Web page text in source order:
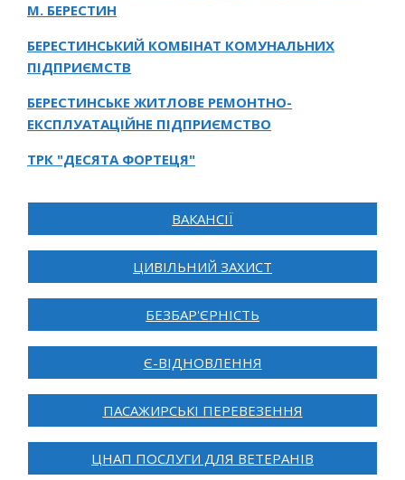
М. БЕРЕСТИН
БЕРЕСТИНСЬКИЙ КОМБІНАТ КОМУНАЛЬНИХ
ПІДПРИЄМСТВ
БЕРЕСТИНСЬКЕ ЖИТЛОВЕ РЕМОНТНО-
ЕКСПЛУАТАЦІЙНЕ ПІДПРИЄМСТВО
ТРК "ДЕСЯТА ФОРТЕЦЯ"
ВАКАНСІЇ
ЦИВІЛЬНИЙ ЗАХИСТ
БЕЗБАР'ЄРНІСТЬ
Є-ВІДНОВЛЕННЯ
ПАСАЖИРСЬКІ ПЕРЕВЕЗЕННЯ
ЦНАП ПОСЛУГИ ДЛЯ ВЕТЕРАНІВ